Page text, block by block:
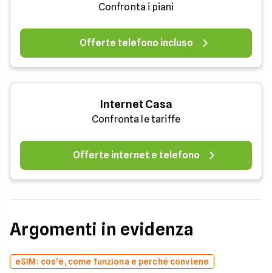
Confronta i piani
Offerte telefono incluso
Internet Casa
Confronta le tariffe
Offerte internet e telefono
Argomenti in evidenza
eSIM: cos’è, come funziona e perché conviene